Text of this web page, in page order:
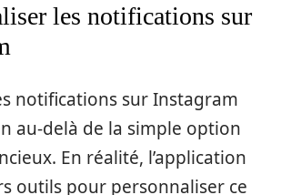
les notifications sur
notifications sur Instagram
au-delà de la simple option
En réalité, l’application
outils pour personnaliser ce